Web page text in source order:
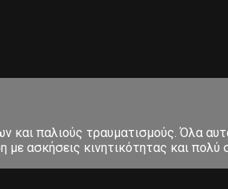
και παλιούς τραυματισμούς. Όλα
ασκήσεις κινητικότητας και πολύ